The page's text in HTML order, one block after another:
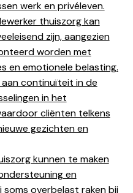
werk en privéleven.
thuiszorg kan
zijn, aangezien
worden met
en emotionele belasting.
aan continuïteit in de
in het
cliënten telkens
gezichten en
kunnen te maken
en
soms overbelast raken bij